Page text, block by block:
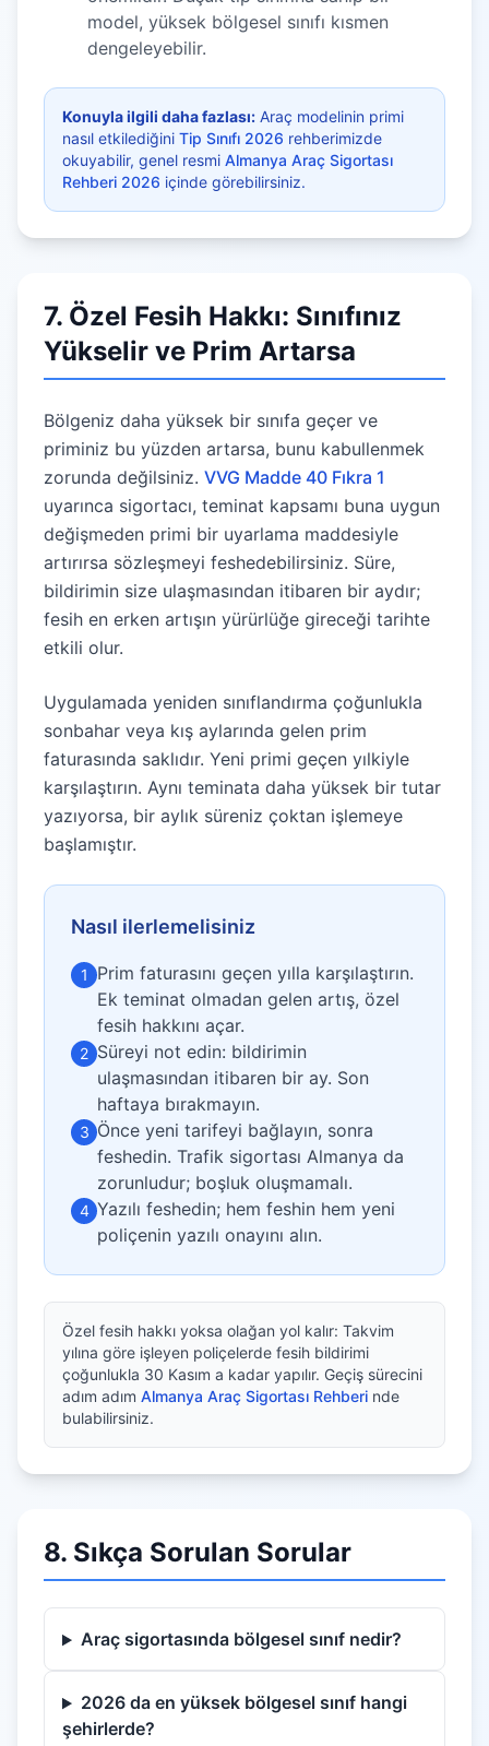
model, yüksek bölgesel sınıfı kısmen
dengeleyebilir.
Konuyla ilgili daha fazlası: Araç modelinin primi
nasıl etkilediğini Tip Sınıfı 2026 rehberimizde
okuyabilir, genel resmi Almanya Araç Sigortası
Rehberi 2026 içinde görebilirsiniz.
7. Özel Fesih Hakkı: Sınıfınız
Yükselir ve Prim Artarsa
Bölgeniz daha yüksek bir sınıfa geçer ve
priminiz bu yüzden artarsa, bunu kabullenmek
zorunda değilsiniz. VVG Madde 40 Fıkra 1
uyarınca sigortacı, teminat kapsamı buna uygun
değişmeden primi bir uyarlama maddesiyle
artırırsa sözleşmeyi feshedebilirsiniz. Süre,
bildirimin size ulaşmasından itibaren bir aydır;
fesih en erken artışın yürürlüğe gireceği tarihte
etkili olur.
Uygulamada yeniden sınıflandırma çoğunlukla
sonbahar veya kış aylarında gelen prim
faturasında saklıdır. Yeni primi geçen yılkiyle
karşılaştırın. Aynı teminata daha yüksek bir tutar
yazıyorsa, bir aylık süreniz çoktan işlemeye
başlamıştır.
Nasıl ilerlemelisiniz
1
Prim faturasını geçen yılla karşılaştırın.
Ek teminat olmadan gelen artış, özel
fesih hakkını açar.
2 Süreyi not edin: bildirimin
ulaşmasından itibaren bir ay. Son
haftaya bırakmayın.
3 Önce yeni tarifeyi bağlayın, sonra
feshedin. Trafik sigortası Almanya da
zorunludur; boşluk oluşmamalı.
4 Yazılı feshedin; hem feshin hem yeni
poliçenin yazılı onayını alın.
Özel fesih hakkı yoksa olağan yol kalır: Takvim
yılına göre işleyen poliçelerde fesih bildirimi
çoğunlukla 30 Kasım a kadar yapılır. Geçiş sürecini
adım adım Almanya Araç Sigortası Rehberi nde
bulabilirsiniz.
8. Sıkça Sorulan Sorular
Araç sigortasında bölgesel sınıf nedir?
2026 da en yüksek bölgesel sınıf hangi
şehirlerde?